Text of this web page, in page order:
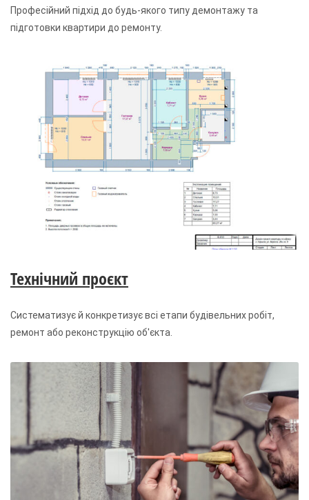
Професійний підхід до будь-якого типу демонтажу та
підготовки квартири до ремонту.
Технічний проєкт
Систематизує й конкретизує всі етапи будівельних робіт,
ремонт або реконструкцію об'єкта.